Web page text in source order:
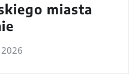
miasta